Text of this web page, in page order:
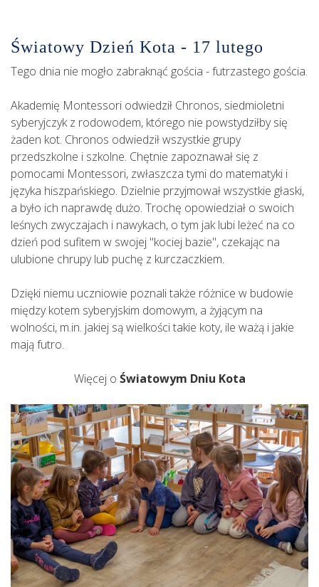
Światowy Dzień Kota - 17 lutego
Tego dnia nie mogło zabraknąć gościa - futrzastego gościa.
Akademię Montessori odwiedził Chronos, siedmioletni
syberyjczyk z rodowodem, którego nie powstydziłby się
żaden kot. Chronos odwiedził wszystkie grupy
przedszkolne i szkolne. Chętnie zapoznawał się z
pomocami Montessori, zwłaszcza tymi do matematyki i
języka hiszpańskiego. Dzielnie przyjmował wszystkie głaski,
a było ich naprawdę dużo. Trochę opowiedział o swoich
leśnych zwyczajach i nawykach, o tym jak lubi leżeć na co
dzień pod sufitem w swojej "kociej bazie", czekając na
ulubione chrupy lub puchę z kurczaczkiem.
Dzięki niemu uczniowie poznali także różnice w budowie
między kotem syberyjskim domowym, a żyjącym na
wolności, m.in. jakiej są wielkości takie koty, ile ważą i jakie
mają futro.
Więcej o Światowym Dniu Kota